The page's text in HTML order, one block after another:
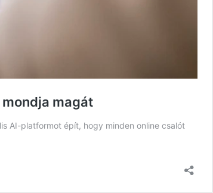
magát
AI-platformot épít, hogy minden online csalót